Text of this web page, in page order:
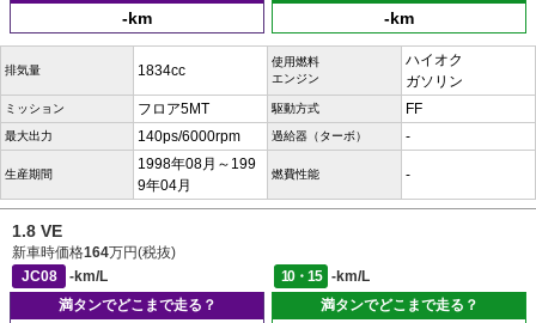
-km -km
排気量 1834cc
使用燃料
エンジン
ハイオク
ガソリン
ミッション フロア5MT 駆動方式 FF
最大出力 140ps/6000rpm 過給器（ターボ） -
生産期間
1998年08月～199
9年04月
燃費性能 -
1.8 VE
新車時価格164万円(税抜)
JC08
-km/L 10・15
-km/L
満タンでどこまで走る？
満タンでどこまで走る？